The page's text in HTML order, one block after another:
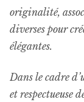
originalité,
diverses pour
élégantes.
Dans le cadre
et respectueuse